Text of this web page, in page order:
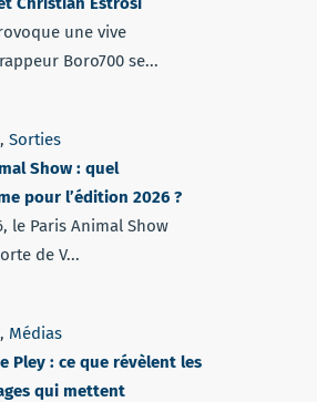
une vive
Boro700 se...
, Sorties
Show : quel
pour l’édition 2026 ?
le Paris Animal Show
de V...
, Médias
Pley : ce que révèlent les
qui mettent